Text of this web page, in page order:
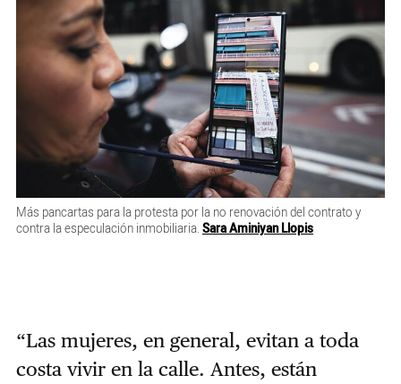
Más pancartas para la protesta por la no renovación del contrato y
contra la especulación inmobiliaria. Sara Aminiyan Llopis
“Las mujeres, en general, evitan a toda
costa vivir en la calle. Antes, están